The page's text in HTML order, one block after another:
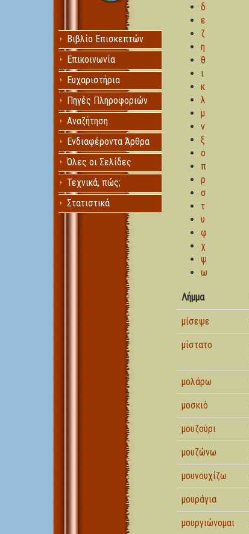
δ
ε
ζ
η
θ
ι
κ
λ
μ
ν
ξ
ο
π
ρ
σ
τ
υ
φ
χ
ψ
ω
Λήμμα
μίσεψε
μίστατο
μολάρω
μοσκιό
μουζούρι
μουζώνω
μουνουχίζω
μουράγια
μουργιώνομαι
Βιβλίο Επισκεπτών
Επικοινωνία
Ευχαριστήρια
Πηγές Πληροφοριών
Αναζήτηση
Ενδιαφέροντα Άρθρα
Όλες οι Σελίδες
Τεχνικά, πώς;
Στατιστικά